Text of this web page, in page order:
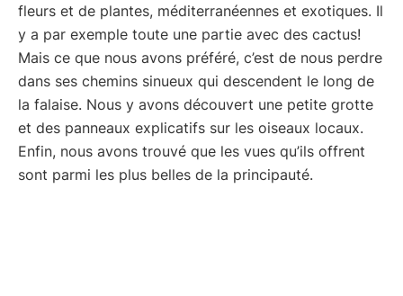
fleurs et de plantes, méditerranéennes et exotiques. Il
y a par exemple toute une partie avec des cactus!
Mais ce que nous avons préféré, c’est de nous perdre
dans ses chemins sinueux qui descendent le long de
la falaise. Nous y avons découvert une petite grotte
et des panneaux explicatifs sur les oiseaux locaux.
Enfin, nous avons trouvé que les vues qu’ils offrent
sont parmi les plus belles de la principauté.